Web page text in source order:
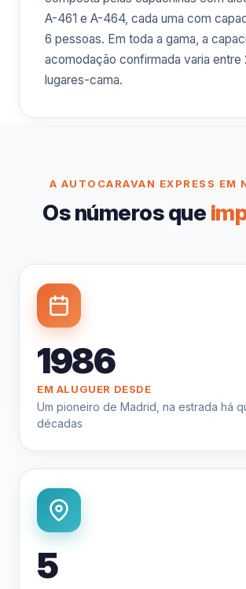
A-461 e A-464, cada uma com
6 pessoas. Em toda a gama, a
acomodação confirmada varia entre
lugares-cama.
A AUTOCARAVAN EXPRESS EM
Os números que
1986
EM ALUGUER DESDE
Um pioneiro de Madrid, na estrada há
décadas
5